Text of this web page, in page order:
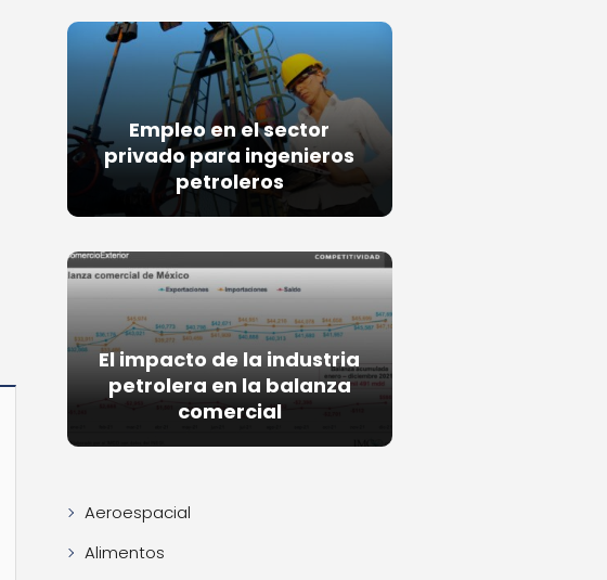
Empleo en el sector
privado para ingenieros
petroleros
El impacto de la industria
petrolera en la balanza
comercial
Aeroespacial
Alimentos